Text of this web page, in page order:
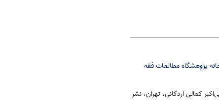
پژوهشگاه مطالعات فقه
کمالی اردکانی، تهران، نشر